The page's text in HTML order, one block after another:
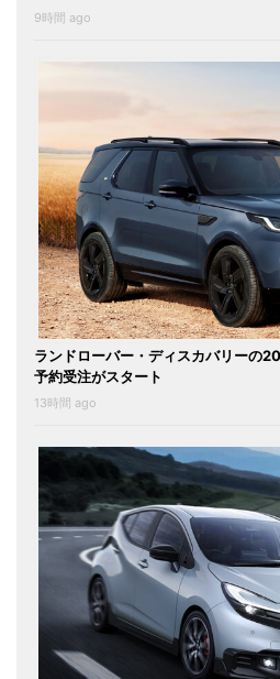
9時間 ago
ランドローバー・ディスカバリーの
予約受注がスタート
13時間 ago